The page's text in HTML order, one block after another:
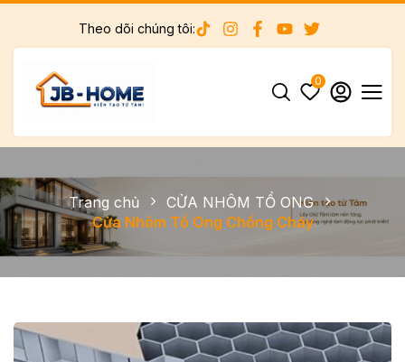
Theo dõi chúng tôi:
0
Trang chủ
CỬA NHÔM TỔ ONG
Cửa Nhôm Tổ Ong Chống Cháy